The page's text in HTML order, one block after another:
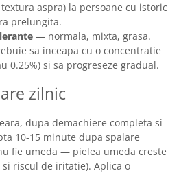
aspra) la persoane cu istoric
prelungita.
— normala, mixta, grasa.
sa inceapa cu o concentratie
0.25%) si sa progreseze gradual.
zilnic
dupa demachiere completa si
10-15 minute dupa spalare
fie umeda — pielea umeda creste
riscul de iritatie). Aplica o